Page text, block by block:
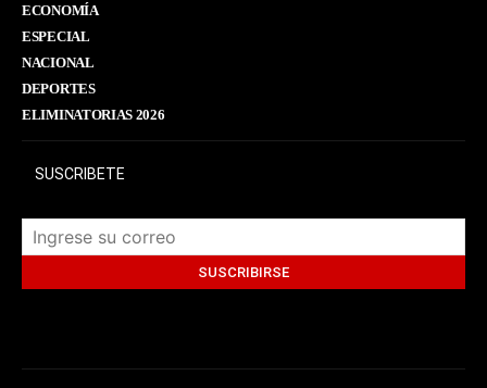
ECONOMÍA
ESPECIAL
NACIONAL
DEPORTES
ELIMINATORIAS 2026
SUSCRIBETE